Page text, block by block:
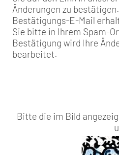
Änderungen zu
Bestätigungs-E-Mail
Sie bitte in Ihrem Spam-
Bestätigung wird Ihre
bearbeitet.
Bitte die im Bild